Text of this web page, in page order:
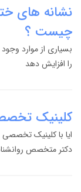
نشانه های
چیست ؟
بسیاری از موارد
را افزایش دهد
کلینیک
ایا با کلینیک
دکتر متخصص